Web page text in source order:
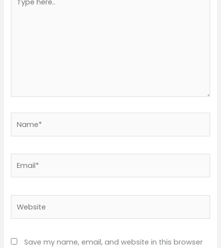
here..
Save my name, email, and website in this browser